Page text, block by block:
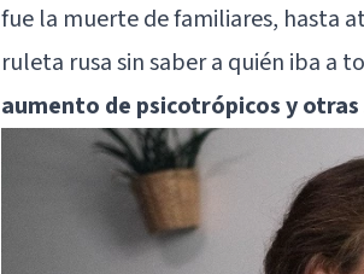
fue la muerte de familiares, hasta
ruleta rusa sin saber a quién iba a
aumento de psicotrópicos y